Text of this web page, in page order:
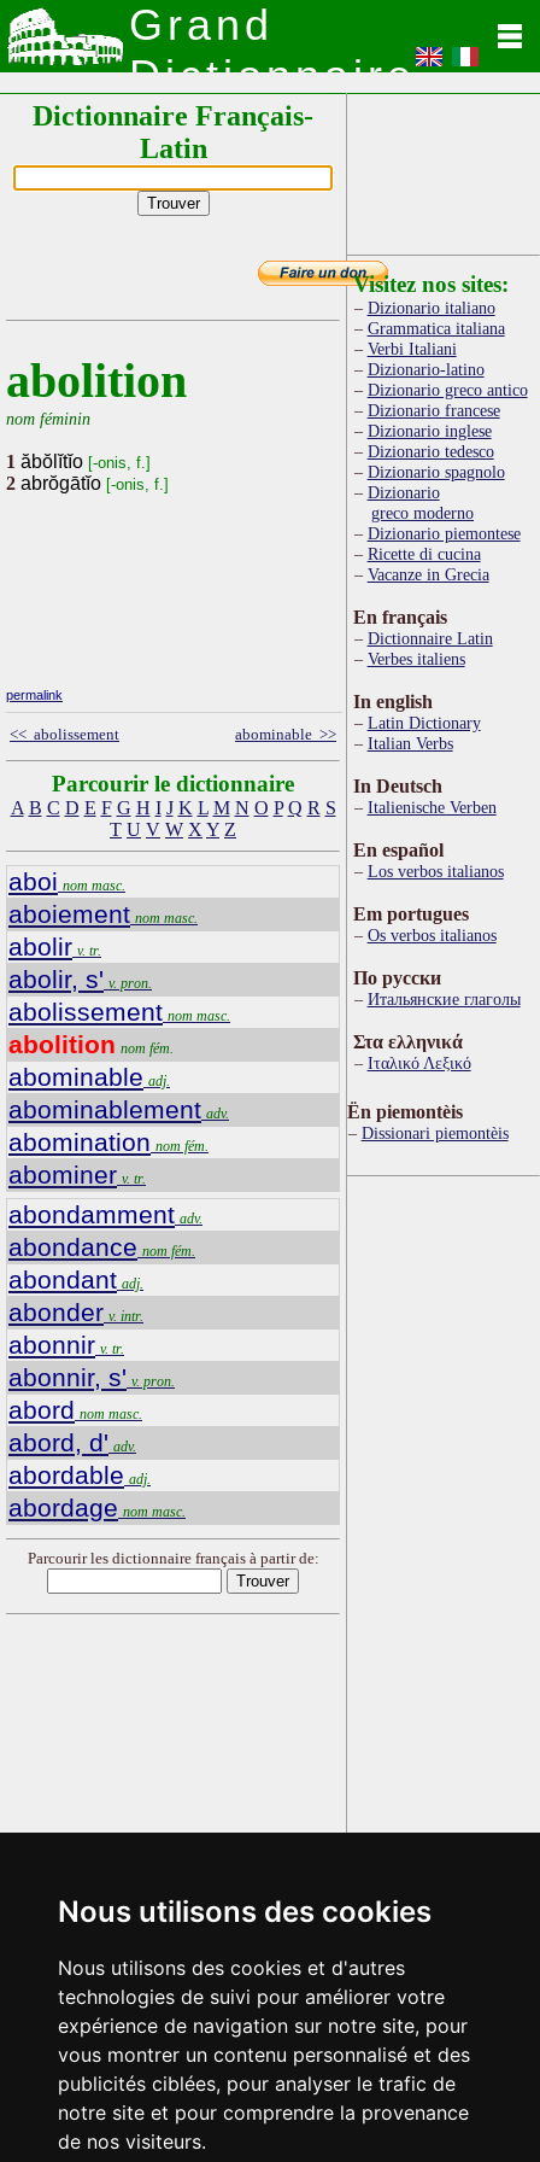
Nous utilisons des cookies
Nous utilisons des cookies et d'autres
technologies de suivi pour améliorer votre
expérience de navigation sur notre site, pour
vous montrer un contenu personnalisé et des
publicités ciblées, pour analyser le trafic de
notre site et pour comprendre la provenance
de nos visiteurs.
Grand
Dictionnaire
Latin
Dictionnaire Français-
Latin
abolition
nom féminin
1 ăbŏlĭtĭo [-onis, f.]
2 abrŏgātĭo [-onis, f.]
permalink
<< abolissement abominable >>
Parcourir le dictionnaire
A B C D E F G H I J K L M N O P Q R S
T U V W X Y Z
aboi nom masc.
aboiement nom masc.
abolir v. tr.
abolir, s' v. pron.
abolissement nom masc.
abolition nom fém.
abominable adj.
abominablement adv.
abomination nom fém.
abominer v. tr.
abondamment adv.
abondance nom fém.
abondant adj.
abonder v. intr.
abonnir v. tr.
abonnir, s' v. pron.
abord nom masc.
abord, d' adv.
abordable adj.
abordage nom masc.
Parcourir les dictionnaire français à partir de:
Visitez nos sites:
Dizionario italiano
Grammatica italiana
Verbi Italiani
Dizionario-latino
Dizionario greco antico
Dizionario francese
Dizionario inglese
Dizionario tedesco
Dizionario spagnolo
Dizionario
greco moderno
Dizionario piemontese
Ricette di cucina
Vacanze in Grecia
En français
Dictionnaire Latin
Verbes italiens
In english
Latin Dictionary
Italian Verbs
In Deutsch
Italienische Verben
En español
Los verbos italianos
Em portugues
Os verbos italianos
По русски
Итальянские глаголы
Στα ελληνικά
Ιταλικό Λεξικό
Ën piemontèis
Dissionari piemontèis